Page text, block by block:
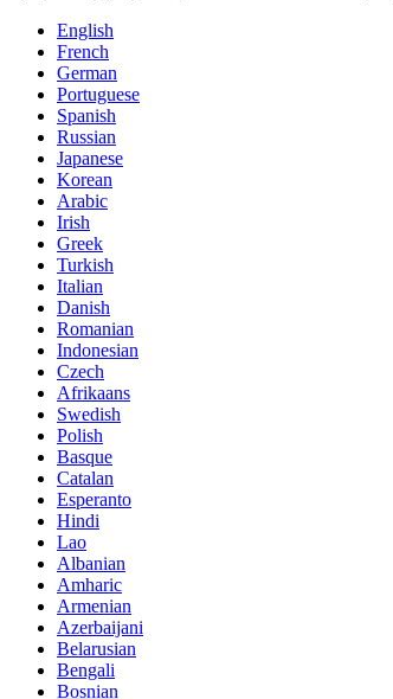
English
French
German
Portuguese
Spanish
Russian
Japanese
Korean
Arabic
Irish
Greek
Turkish
Italian
Danish
Romanian
Indonesian
Czech
Afrikaans
Swedish
Polish
Basque
Catalan
Esperanto
Hindi
Lao
Albanian
Amharic
Armenian
Azerbaijani
Belarusian
Bengali
Bosnian